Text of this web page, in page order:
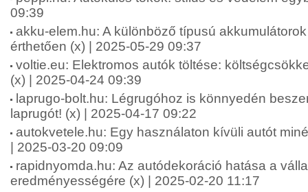
09:39
akku-elem.hu: A különböző típusú
érthetően (x) | 2025-05-29 09:37
voltie.eu: Elektromos autók töltése:
(x) | 2025-04-24 09:39
laprugo-bolt.hu: Légrugóhoz is könnyedén
laprugót! (x) | 2025-04-17 09:22
autokvetele.hu: Egy használaton kívüli autót
| 2025-03-20 09:09
rapidnyomda.hu: Az autódekoráció hatása a
eredményességére (x) | 2025-02-20 11:17